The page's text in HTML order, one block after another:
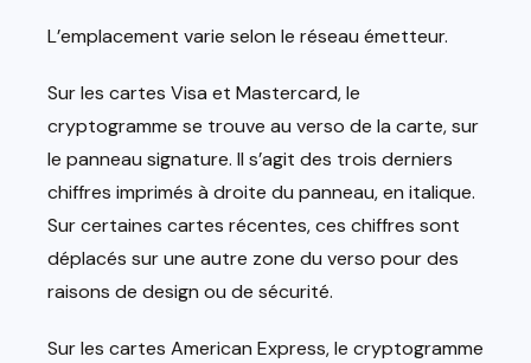
L’emplacement varie selon le réseau émetteur.
Sur les cartes Visa et Mastercard, le
cryptogramme se trouve au verso de la carte, sur
le panneau signature. Il s’agit des trois derniers
chiffres imprimés à droite du panneau, en italique.
Sur certaines cartes récentes, ces chiffres sont
déplacés sur une autre zone du verso pour des
raisons de design ou de sécurité.
Sur les cartes American Express, le cryptogramme